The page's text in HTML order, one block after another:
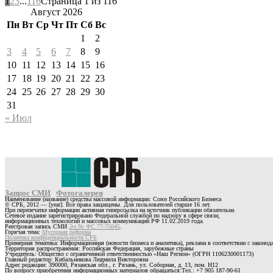
Август 2026
Пн Вт Ср Чт Пт Сб Вс
1
2
3
4 5 6 7 8
9
10 11 12 13 14 15 16
17 18 19 20 21 22 23
24 25 26 27 28 29 30
31
« Июл
Запрос СМИ Фотогалерея
Наименование (название) средства массовой информации: Союз Российского Бизнеса
© СРБ, 2012 — [year]. Все права защищены. Для пользователей старше 16 лет.
При перепечатке информации активная гиперссылка на источник публикации обязательна
Сетевое издание зарегистрировано Федеральной службой по надзору в сфере связи,
информационных технологий и массовых коммуникаций РФ 11.02.2019 года.
Реестровая запись СМИ Эл № ФС 77-75045
Горячая тема: Мусорная реформа
Политика конфиденциальности СРБ
Примерная тематика: Информационная (новости бизнеса и аналитика), реклама в соответствии с
Территория распространения: Российская Федерация, зарубежные страны
Учредитель: Общество с ограниченной ответственностью «Наш Регион» (ОГРН 1106230001173)
Главный редактор: Кибальникова Людмила Викторовна
Адрес редакции: 390000, Рязанская обл., г. Рязань, ул. Соборная, д. 13, пом. Н12
По вопросу приобретения информационных материалов обращаться:Тел.: +7 905 187-90-61